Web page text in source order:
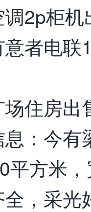
柜机
者电
住房出
今有
平方米
，采光